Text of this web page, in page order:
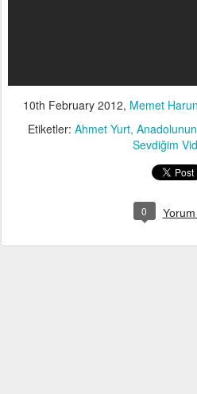
10th February 2012, Memet
Etiketler: Ahmet Yurt Anadolunun
Sevdiğim
0